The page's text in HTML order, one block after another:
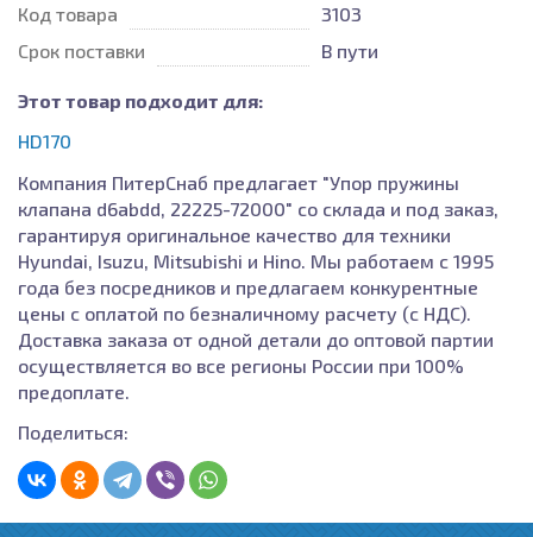
Код товара
3103
Срок поставки
В пути
Этот товар подходит для:
HD170
Компания ПитерСнаб предлагает "Упор пружины
клапана d6abdd, 22225-72000" со склада и под заказ,
гарантируя оригинальное качество для техники
Hyundai, Isuzu, Mitsubishi и Hino. Мы работаем с 1995
года без посредников и предлагаем конкурентные
цены с оплатой по безналичному расчету (с НДС).
Доставка заказа от одной детали до оптовой партии
осуществляется во все регионы России при 100%
предоплате.
Поделиться: